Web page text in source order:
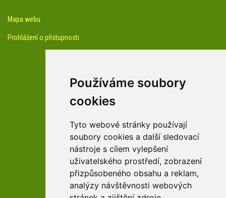
Používáme soubory
cookies
Tyto webové stránky používají
soubory cookies a další sledovací
nástroje s cílem vylepšení
uživatelského prostředí, zobrazení
přizpůsobeného obsahu a reklam,
analýzy návštěvnosti webových
Mapa webu
Prohlášení o přístupnosti
Youtube kanál arboreta